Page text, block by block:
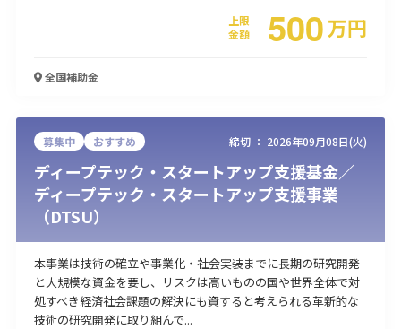
上限
金額
500万円
全国補助金
募集中 おすすめ 締切 ： 2026年09月08日(火)
ディープテック・スタートアップ支援基金／
ディープテック・スタートアップ支援事業
（DTSU）
本事業は技術の確立や事業化・社会実装までに長期の研究開発
と大規模な資金を要し、リスクは高いものの国や世界全体で対
処すべき経済社会課題の解決にも資すると考えられる革新的な
技術の研究開発に取り組んで...